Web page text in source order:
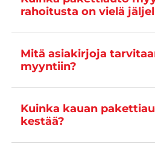
rahoitusta on vielä
Mitä asiakirjoja
myyntiin?
Kuinka kauan
kestää?